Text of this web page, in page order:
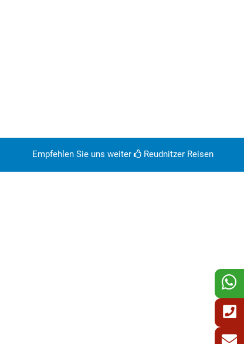
Empfehlen Sie uns weiter Reudnitzer Reisen